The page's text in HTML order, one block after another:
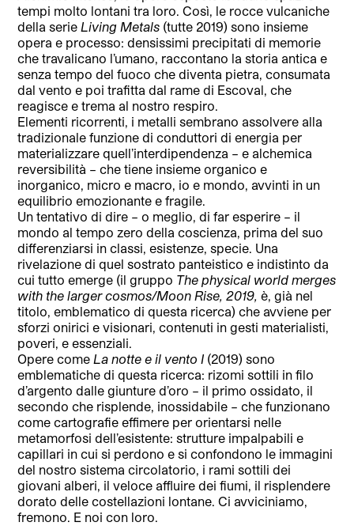
tempi molto lontani tra loro. Così, le rocce vulcaniche
della serieLiving Metals (tutte 2019) sono insieme
opera e processo: densissimi precipitati di memorie
che travalicano l’umano, raccontano la storia antica e
senza tempo del fuoco che diventa pietra, consumata
dal vento e poi trafitta dal rame di Escoval, che
reagisce e trema al nostro respiro.
Elementi ricorrenti, i metalli sembrano assolvere alla
tradizionale funzione di conduttori di energia per
materializzare quell’interdipendenza – e alchemica
reversibilità – che tiene insieme organico e
inorganico, micro e macro, io e mondo, avvinti in un
equilibrio emozionante e fragile.
Un tentativo di dire – o meglio, di far esperire – il
mondo al tempo zero della coscienza, prima del suo
differenziarsi in classi, esistenze, specie. Una
rivelazione di quel sostrato panteistico e indistinto da
cui tutto emerge (il gruppo The physical world merges
with the larger cosmos/Moon Rise, 2019, è, già nel
titolo, emblematico di questa ricerca) che avviene per
sforzi onirici e visionari, contenuti in gesti materialisti,
poveri, e essenziali.
Opere comeLa notte e il vento I (2019) sono
emblematiche di questa ricerca: rizomi sottili in filo
d’argento dalle giunture d’oro – il primo ossidato, il
secondo che risplende, inossidabile – che funzionano
come cartografie effimere per orientarsi nelle
metamorfosi dell’esistente: strutture impalpabili e
capillari in cui si perdono e si confondono le immagini
del nostro sistema circolatorio, i rami sottili dei
giovani alberi, il veloce affluire dei fiumi, il risplendere
dorato delle costellazioni lontane. Ci avviciniamo,
fremono. E noi con loro.